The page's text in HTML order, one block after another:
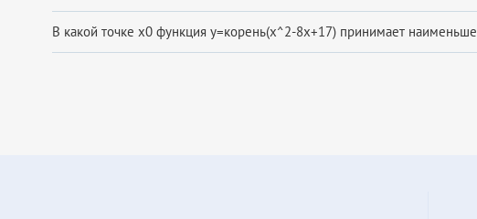
В какой точке х0 функция у=корень(х^2-8х+17) принимает